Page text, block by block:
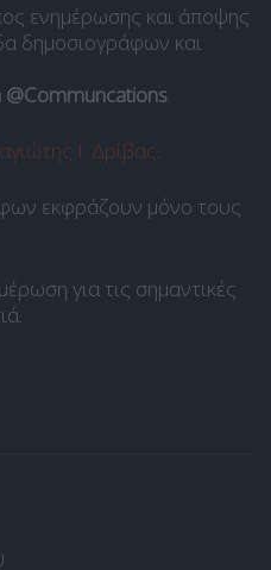
ενημέρωσης και άποψης
δημοσιογράφων και
@Communcations
Ι. Δρίβας
εκφράζουν μόνο τους
για τις σημαντικές